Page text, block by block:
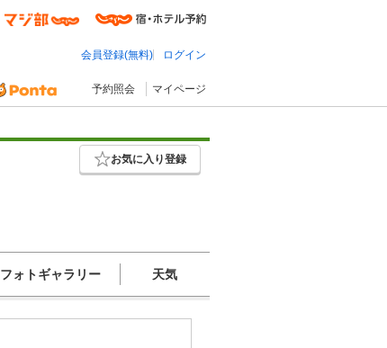
会員登録(無料) ログイン
予約照会 マイページ
お気に入り登録
フォトギャラリー 天気